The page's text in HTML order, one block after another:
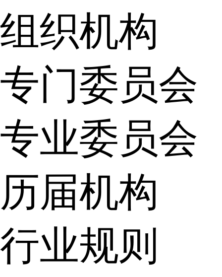
组织机构
专门委员会
专业委员会
历届机构
行业规则